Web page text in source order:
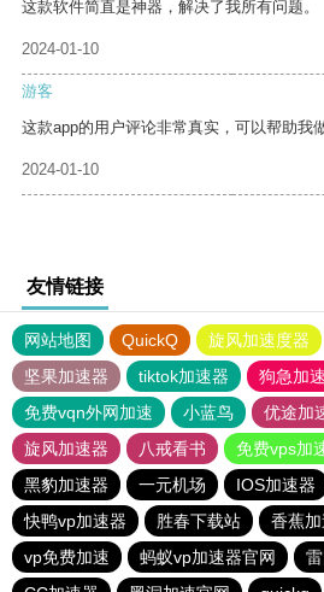
这款软件简直是神器，解决了我所有问题。
2024-01-10
游客
这款app的用户评论非常真实，可以帮助我
2024-01-10
友情链接
网站地图 QuickQ 旋风加速度器
坚果加速器
tiktok加速器
狗急加
免费vqn外网加速
小蓝鸟 优途加
旋风加速器
八戒看书
免费vps加
黑豹加速器
一元机场 IOS加速器
快鸭vp加速器
胜春下载站 香蕉
vp免费加速
蚂蚁vp加速器官网